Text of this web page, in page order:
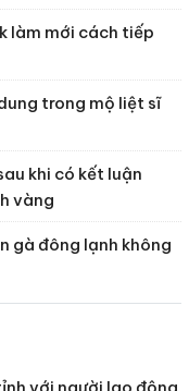
làm mới cách tiếp
trong mộ liệt sĩ
khi có kết luận
vàng
gà đông lạnh không